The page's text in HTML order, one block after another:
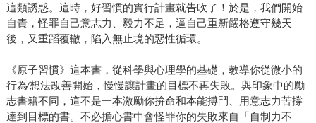
這類誘惑。這時，好習慣的實行計畫就告吹了！於是，我們開始
自責，怪罪自己意志力、毅力不足，逼自己重新嚴格遵守幾天
後，又重蹈覆轍，陷入無止境的惡性循環。
《原子習慣》這本書，從科學與心理學的基礎，教導你從微小的
行為∕想法改善開始，慢慢讓計畫的目標不再失敗。與印象中的勵
志書籍不同，這不是一本激勵你拚命和本能搏鬥、用意志力苦撐
達到目標的書。不必擔心書中會怪罪你的失敗來自「自制力不